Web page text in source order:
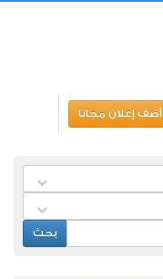
أضف إعلان مجانا
بحث